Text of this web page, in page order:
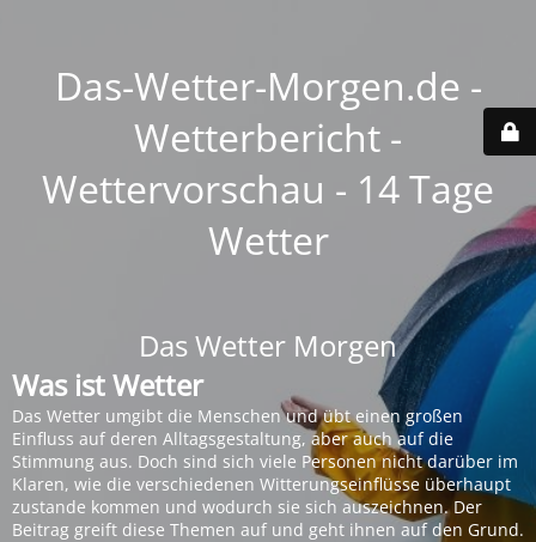
Das-Wetter-Morgen.de -
Wetterbericht -
Wettervorschau - 14 Tage
Wetter
Das Wetter Morgen
Was ist Wetter
Das Wetter umgibt die Menschen und übt einen großen
Einfluss auf deren Alltagsgestaltung, aber auch auf die
Stimmung aus. Doch sind sich viele Personen nicht darüber im
Klaren, wie die verschiedenen Witterungseinflüsse überhaupt
zustande kommen und wodurch sie sich auszeichnen. Der
Beitrag greift diese Themen auf und geht ihnen auf den Grund.